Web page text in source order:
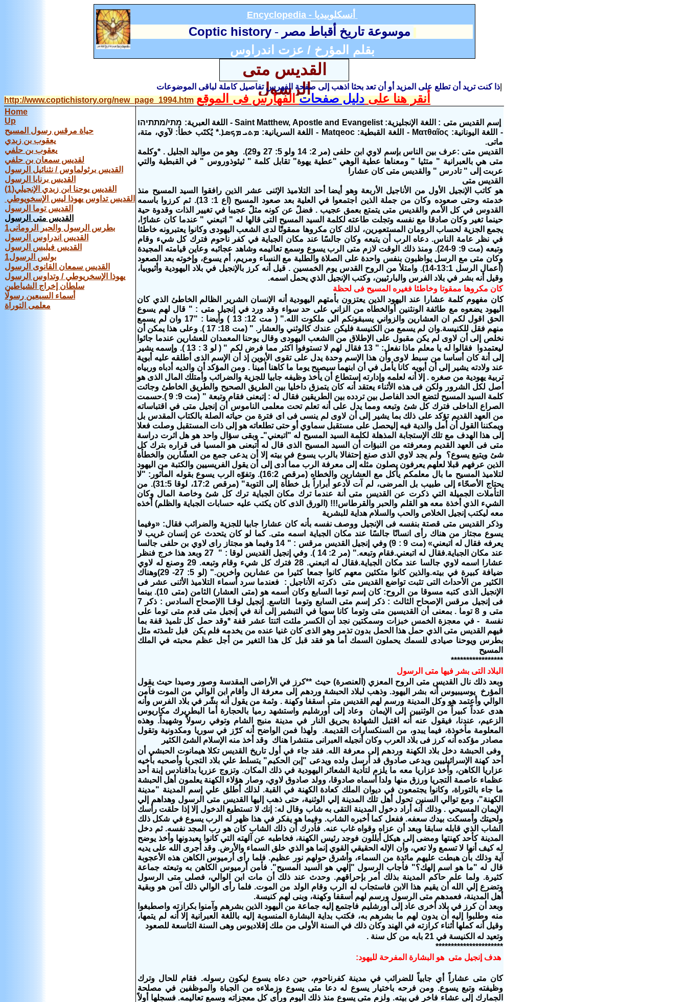
Encyclopedia - أنسكلوبيديا
موسوعة تاريخ أقباط مصر-
Coptic history
بقلم المؤرخ / عزت اندراوس
القديس متى
الرسول
ذا كنت تريد أن تطلع على المزيد أو أن تعد بحثا اذهب إلى صفحة الفهرس تفاصيل كاملة لباقى الموضوعات
أنقر هنا علىدليل صفحاتالفهارس فى الموقع http://www.coptichistory.org/new_page_1994.htm
Home
Up
حياة مرقس رسول المسيح
يعقوب‏ ‏بن‏ ‏زبدي
يعقوب‏ ‏بن‏ ‏حلفي
لقديس‏ ‏سمعان‏ ‏بن‏ ‏حلفي‏
القديس‏ ‏برثولماوس / نثنائيل ‏الرسول
‏القديس‏ ‏برنابا‏ ‏الرسول
القديس‏ ‏يوحنا‏ ابن زبدي‏ ‏الإنجيلي‏(1)‏
القديس‏ ‏تداوس‏ يهوذا‏ ‏ليس‏ ‏الإسخويوطي
القديس توما الرسول
القديس متى الرسول
بطرس الرسول والحبر الرومانى1
القديس اندراوس الرسول
القديس‏ ‏فيلبس‏ ‏الرسول
بولس الرسول1
القديس سمعان القانوى الرسول
يهوذا الإسخريوطي / وتداوس الرسول
سلطان إخراج الشياطين
أسماء السبعين رسولًا
معلمى التوراة
إسم القديس متى : اللغة الإنجليزية: Saint Matthew, Apostle and Evangelist - اللغة العبرية: מתי/מתתיהו
- اللغة اليونانية: Ματθαῖος - اللغة القبطية: Matqeoc - اللغة السريانية: ܡܬܝ ܡܟܣܐ.* يُكتَب خطأ: لآوي، متة،
ماتى.
القديس متى :عرف بين الناس بإسم لاوي ابن حلفى (مر 2: 14 ولو 5: 27 و29). وهو‬ ‫من مواليد الجليل . *وكلمة
متى هي بالعبرانية " متثيا " ومعناها عطية ال‬‫وهي "عطية يهوة" تقابل كلمة " ثيئوذوروس " في القبطية والتي
عربت إلى " تادرس "‬ ‫والقديس متى كان عشارا
القديس متى
هو كاتب الإنجيل الأول من الأناجيل الأربعة وهو أيضا أحد التلاميذ الإثنى عشر الذين رافقوا السيد المسيح منذ
خدمته وحتى صعوده وكان من جملة الذين اجتمعوا في العلية بعد صعود المسيح (اع 1: 13). ثم كرزوا باسمه
القدوس‬ ‫في كل الأمم‬ ‫والقديس متى يتمتع بعمق‬ ‫عجيب . فضلً عن كونه مثلً عجيبا في تغيير الذات وقدوة حية
حينما تغير وكان صادقا مع نفسه وتجلت طاعته لكلمة السيد المسيح التى قالها له " اتبعني " عندما كان عشارًا،
يجمع الجزية لحساب الرومان المستعمِرين، لذلك كان مكروها ممقوتًا لدى الشعب اليهودى وكانوا يعتبرونه خاطئا
في نظر عامة الناس. دعاه الرب أن يتبعه وكان جالسًا عند مكان الجباية في كفر ناحوم فترك كل شيء وقام
وتبعه (مت 9: 9-24). ومنذ ذلك الوقت لازم متى الرب يسوع وسمع تعاليمه وشاهد عجائبه وعاين قيامته المجيدة
وكان متى مع الرسل يواظبون بنفس واحدة على الصلاة والطلبة مع النساء ومريم، أم يسوع، وإخوته بعد الصعود
(أعمال الرسل 13:1-14). وامتلأ من الروح القدس يوم الخمسين . قيل أنه كرز بالإنجيل في بلاد اليهودية وأثيوبيا،
وقيل أنه بشر في بلاد الفرس والبارثيين، وكتب الإنجيل الذي يحمل اسمه.
كان مكروها ممقوتا وخاطئا فغيره المسيح فى لحظة
كان مفهوم كلمة عشارا عند اليهود الذين يعتزون بأمتهم اليهودية أنه الإنسان الشرير الظالم‬ ‫الخاطئ الذي كان
اليهود يضعوه مع طائفة الونثنين أوالخطاه من الزاني على حد سواء وقد ورد ‫في إنجيل متى : " قال لهم يسوع
الحق اقول لكم ان العشارين والزواني يسبقونكم الى ملكوت الله." ( مت 12: 13 ) وأيضا : "17 وان لم يسمع
منهم فقل للكنيسة.وان لم يسمع من الكنيسة فليكن عندك كالوثني والعشار. " (مت 18: 17 ).‬ ‫وعلى هذا يمكن أن
نخلص إلى أن لاوى لم يكن مقبول على الإطلاق من‬ ‫االشعب اليهودى وقال يوحنا المعمدان للعشارين عندما جائوا
ليعتمدوا فقالوا له يا معلم ماذا نفعل: " 13 فقال لهم لا تستوفوا اكثر مما فرض لكم " ( لو 3 : 13 ). وإسمه يشير
إلى أنة كان أساسا من سبط لاوى وأن هذا الإسم‬ ‫وحدة يدل على تقوى الأبوين إذ أن الإسم الذى أطلقه عليه أبوية
عند ولادته يشير إلى أن أبويه كانا يأمل في‬ ‫أن ابنهما سيصبح يوما ما كاهنا أمينا . ومن المؤكد أن والديه أدباه وربياه
تربية يهودية من صغره . إلا أنه لعلمه وإدارته إستطاع أن يأخذ وظيفه جابيا للجزية والضرائب وأمتلك المال الذى هو
أصل لكل الشرور ولكن فى هذه الأثناء يعتقد أنه كان يتمزق داخليا بين الطريق الصحيح والطريق الخاطئ وجائت
كلمة السيد المسيح لتضع الحد الفاصل بين تردده بين الطريقين فقال له : إتبعنى فقام وتبعة " (مت 9: 9 ).حسمت
الصراع الداخلى فترك كل شئ وتبعه ومما يدل على أنه تعلم تحت معلمى الناموس أن إنجيل متى في اقتباساته
من العهد القديم تؤكد على ذلك‬ ‫بما يشير إلى أن لاوى لم ينسى فى اى فترة من حياته الصلة بالكتاب المقدس بل
ويمكن‬‫نا القول أن أمل والدية فيه إليحصل على مستقبل سماوي أو حتى تطلعاته هو ‬‫إلى ذات المستقبل وصلت فعلا
إلى هذا الهدف مع تلك الإستجابة المذهلة لكلمة السيد المسيح له "اتبعني"‬‫ـ وبقى سؤال واحد هو هل اثرت دراسة
متى فى العهد القديم ومعرفته من النبؤات أن السيد المسيح الذى قال له أتبعنى هو المسيا فى قراره بترك كل
شئ ويتبع يسوع؟ ولم يجد لاوي الذى صنع إحتفالا بالرب يسوع في بيته إلا أن يدعى جمع من العشّارين والخطأة
الذين عرفهم قبلا لعلهم يعرفون يصلون مثله إلى معرفة الرب مما أدى إلى أن يقول الفريسيين والكتبة من اليهود
لتلاميذ المسيح ما بال معلمكم يأكل مع العشارين والخطاه (مرقص 16:2). وتفوّه الرب يسوع بقوله المأثور: "لا
يحتاج الأصحّاء إلى طبيب بل المرضى، لم آت لأدعو أبراراً بل خطأة إلى التوبة" (مرقص 17:2، لوقا 31:5). من
التأملات الجميلة التي ذكرت عن القديس متى أنة عندما ترك مكان‬ ‫الجباية ترك كل شئ وخاصة المال وكان
الشيء الذي أخذة معه هو القلم والحبر والقرطاس!!! (الورق الذى كان يكتب عليه حسابات الجباية والظلم) أخذه
معه ليكتب إنجيل الخلاص والحب والسلام هداية للبشرية
وذكر القديس متى قصتة بنفسه ‫فى الإنجيل ووصف نفسه بأنه كان عشارا جابيا للجزية والضرائب فقال:‬ «وفيما
يسوع مجتاز من هناك رأى انسانًا جالسًا عند مكان الجباية اسمه متى. كما لو كان يتحدث عن إنسان غريب لا
يعرفه
فقال له اتبعني» (مت 9 : 9) ‬وفي إنجيل القديس مرقس :‬ ‫" 14 وفيما هو مجتاز راى لاوي بن حلفى جالسا
عند مكان الجباية.فقال له اتبعني.فقام وتبعه." (مر 2: 14 ).‬ ‫وفي إنجيل القديس لوقا :‬ ‫" 27 وبعد هذا خرج فنظر
عشارا اسمه لاوي جالسا عند مكان الجباية.فقال له اتبعني. 28 فترك كل شيء وقام وتبعه. 29 وصنع له لاوي
ضيافة كبيرة في بيته.والذين كانوا متكئين معهم كانوا جمعا كثيرا من عشارين واخرين." (لو 5: 27- 29)وهناك
الكثير من الأحداث التى تثبت تواضع القديس متى ذكرته الأناجيل :فعندما سرد أسماء التلاميذ الأثنى عشر فى
الإنجيل الذى كتبه مسوقا من الروح: كان إسم توما السابع وكان أسمه هو (متى العشار) الثامن (متى 10).‬ بينما
فى إنجيل مرقس الإصحاح الثالث : ذكر إسم متى السابع وتوما التاسع.‬ ‫إنجيل لوقـا االإصحاح السادس : ذكر 7
متى و 8 توما .‬ ‫بمعنى أن القديسين متى وتوما كانا سويا في التبشير إلى أنة في إنجيل متى‬ ‫قدم متى توما على
نفسة - في معجزة الخمس خبزات وسمكتين نجد أن الكسر ملئت اثنتا عشر قفة‬ ‫*وقد حمل كل تلميذ قفة بما
فيهم القديس متى الذي حمل هذا الحمل بدون‬ ‫تذمر وهو الذى كان غنيا عنده من يخدمه فلم يكن قبل تلمذته مثل‬‫
بطرس ويوحنا صيادى للسمك يحملون السمك أما هو فقد قبل كل هذا التغير من‬ ‫أجل عظم محبته في الملك
المسيح
*****************
البلاد التى بشر فيها متى الرسول
وبعد ذلك نال القديس متى الروح‬ ‫المعزي (العنصرة) حيث **كرز في الأراضى المقدسة وصور وصيدا حيث يقول
المؤرخ يوسيبيوس أنه بشر اليهود. وذهب لبلاد ‫الحبشة وردهم إلى معرفة ال وأقام ابن الوالي من الموت فآمن
الوالي‬ ‫وأعتمد هو وكل المدينة ورسم لهم القديس متى أسقفا وكهنة . وثمة من يقول أنه بشّر في بلاد الفرس وأنه
هدى عدداً كبيراً من الوثنيين إلى الإيمان وعاد إلى‬‫ أورشليم واستشهد رميا بالحجارة أما البطريرك مكاريوس
الزعيم، عندنا، فيقول عنه أنه اقتبل الشهادة بحريق النار في مدينة منبج الشام وتوفي رسولاً وشهيداً. وهذه
المعلومة مأخوذة، فيما يبدو، من السنكسارات القديمة. ولهذا فمن الواضح أنه كرّز في سوريا ومكدونية وتقول
مصادر مؤكده أنه كرز فى بلاد العرب وكان أنجيله العبرانى منتشرا هناك وقد أخذ منه الإسلام الشئ الكثير
وفى الحبشة دخل بلاد الكهنة وردهم إلى معرفة الله. فقد جاء في أول تاريخ القديس تكلا هيمانوت الحبشي أن
أحد كهنة الإسرائيليين ويدعى صادوق قد أرسل ولده ويدعى "إبن الحكيم" يتسلط علي بلاد التجريا وأصحبه بأخيه
عزاريا الكاهن، وأخذ عزاريا معه ما يلزم لتأدية الشعائر اليهودية في ذلك المكان. وتزوج عزريا بداقنادس إبنة أحد
عظماء عاصمة التجريا ورزق منها ولدا أسماه صادوقا، وولد صادوق لاوي، وصار هؤلاء الكهنة يعلمون أهل الحبشة
ما جاء بالتوراة، وكانوا يجتمعون في ديوان الملك كعادة الكهنة في القبة. لذلك أطلق علي إسم المدينة "مدينة
الكهنة"، ومع توالي السنين تحول أهل تلك المدينة إلي الوثنية، حتى ذهب إليها القديس متى الرسول وهداهم إلي
الإيمان المسيحي . وذلك أنه أراد دخول المدينة التقى به شاب وقال له: إنك لا تستطيع الدخول إلا إذا حلقت رأسك
ولحيتك وأمسكت بيدك سعفه. ففعل كما أخبره الشاب. وفيما هو يفكر في هذا ظهر له الرب يسوع في شكل ذلك
الشاب الذي قابله سابقا وبعد أن عزاه وقواه غاب عنه. فأدرك أن ذلك الشاب كان هو رب المجد نفسه. ثم دخل
المدينة كأحد كهنتها ومضى إلى هيكل أبللون فوجد رئيس الكهنة، فخاطبه عن آلهته التي كانوا يعبدونها وأخذ يوضح
له كيف أنها لا تسمع ولا تعي، وأن الإله الحقيقي القوي إنما هو الذي خلق السماء والأرض. وقد أجرى الله على يديه
آية وذلك بأن هبطت عليهم مائدة من السماء، وأشرق حولهم نور عظيم. فلما رأى أرميوس الكاهن هذه الأعجوبة
قال له "ما هو اسم إلهك؟" فأجاب الرسول "إلهي هو السيد المسيح". فأمن أرميوس الكاهن به وتبعته جماعة
كثيرة. ولما علم حاكم المدينة بذلك أمر بإحراقهم. وحدث عند ذلك أن مات ابن الوالي، فصلى متى الرسول
وتضرع إلي الله أن يقيم هذا الابن فاستجاب له الرب وقام الولد من الموت. فلما رأى الوالي ذلك آمن هو وبقية
أهل المدينة، فعمدهم متى الرسول ورسم لهم أسقفا وكهنة، وبنى لهم كنيسة.
وبعد أن كرز في بلاد أخرى عاد إلى أورشليم فاجتمع إليه جماعة من اليهود الذين بشرهم وآمنوا بكرازته واصطبغوا
منه وطلبوا إليه أن يدون لهم ما بشرهم به، فكتب بداية البشارة المنسوبة إليه باللغة العبرانية إلا أنه لم يتمها،
وقيل أنه كملها أثناء كرازته في الهند وكان ذلك في السنة الأولى من ملك إقلاديوس وهى السنة التاسعة للصعود
وتعيد له الكنيسة في 21 بابه من كل سنة .‬
**********************
هدف إنجيل متى هو البشارة المفرحة لليهود:‬
كان متى عشاراً أي جابياً للضرائب في مدينة كفرناحوم، حين دعاه يسوع ليكون رسوله. فقام للحال وترك
وظيفته وتبع يسوع. ومن فرحه باختيار يسوع له دعا متى يسوع وزملاءه من الجباة والموظفين في مصلحة
الجمارك إلى عشاء فاخر في بيته. ولزم متى يسوع منذ ذلك اليوم ورأى كل معجزاته وسمع تعاليمه. فسجلها أولاً